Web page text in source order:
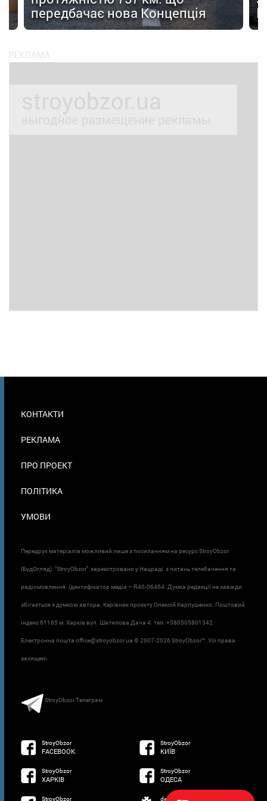
передбачає нова Концепція
В
КОНТАКТИ
РЕКЛАМА
ПРО ПРОЕКТ
ПОЛІТИКА
УМОВИ
Передрук матеріалів можливий лише з посиланням на ресурс StroyObzor
(БудОгляд). "StroyObzor" зареєстровано у Нацраді з питань телебачення та
радіомовлення. Ідентифікатор медіа – R40-06464. Думка редакції не завжди
збігається з думкою автора. Керівник проєкту Олексій Карпушенко. Поштовий
індекс 61165 м. Харків вул. Шатилова Дача 4. тел. +380505801342.
Електронна пошта office@stroyobzor.ua © 2007-2026 StroyObzor™. Усі права
захищені.
StroyObzor Телеграм
StroyObzor
FACEBOOK
StroyObzor
КИЇВ
StroyObzor
ХАРКІВ
StroyObzor
ОДЕСА
StroyObzor developed by